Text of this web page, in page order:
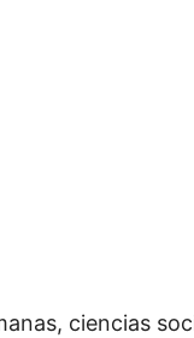
ciencias